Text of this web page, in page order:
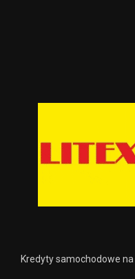
Kredyty samochodowe na